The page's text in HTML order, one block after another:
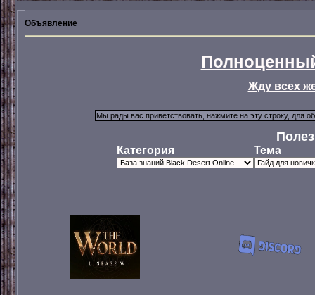
Объявление
Жду всех
Категория Тема